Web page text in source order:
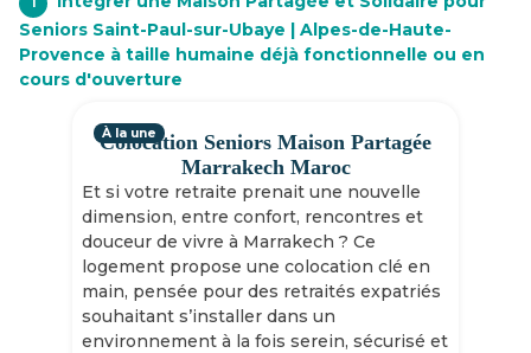
Seniors Saint-Paul-sur-Ubaye | Alpes-de-Haute-
Provence à taille humaine déjà fonctionnelle ou en
cours d'ouverture
Colocation Seniors Maison Partagée
Marrakech Maroc
Et si votre retraite prenait une nouvelle
dimension, entre confort, rencontres et
douceur de vivre à Marrakech ? Ce
logement propose une colocation clé en
main, pensée pour des retraités expatriés
souhaitant s’installer dans un
environnement à la fois serein, sécurisé et
À la une